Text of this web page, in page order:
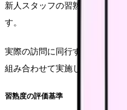
新人スタッフの習熟度に応じた
す。
実際の訪問に同行する実地研
組み合わせて実施します。
習熟度の評価基準